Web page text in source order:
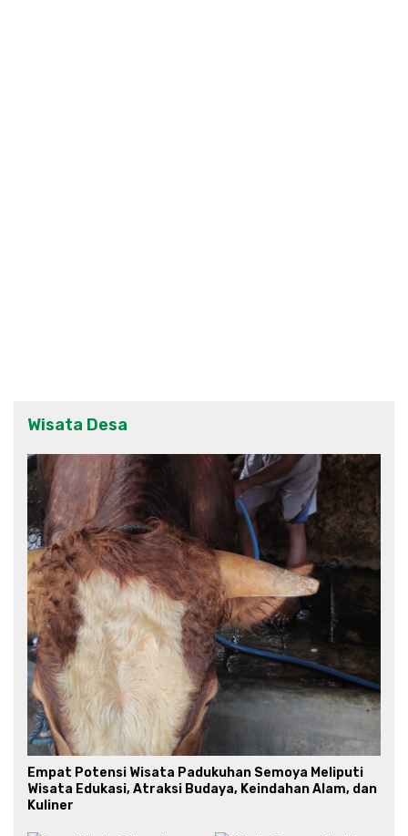
Wisata Desa
Empat Potensi Wisata Padukuhan Semoya Meliputi
Wisata Edukasi, Atraksi Budaya, Keindahan Alam, dan
Kuliner